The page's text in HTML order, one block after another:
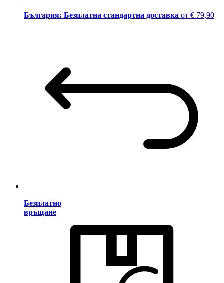
България: Безплатна стандартна доставка от € 79,90
Безплатно
връщане